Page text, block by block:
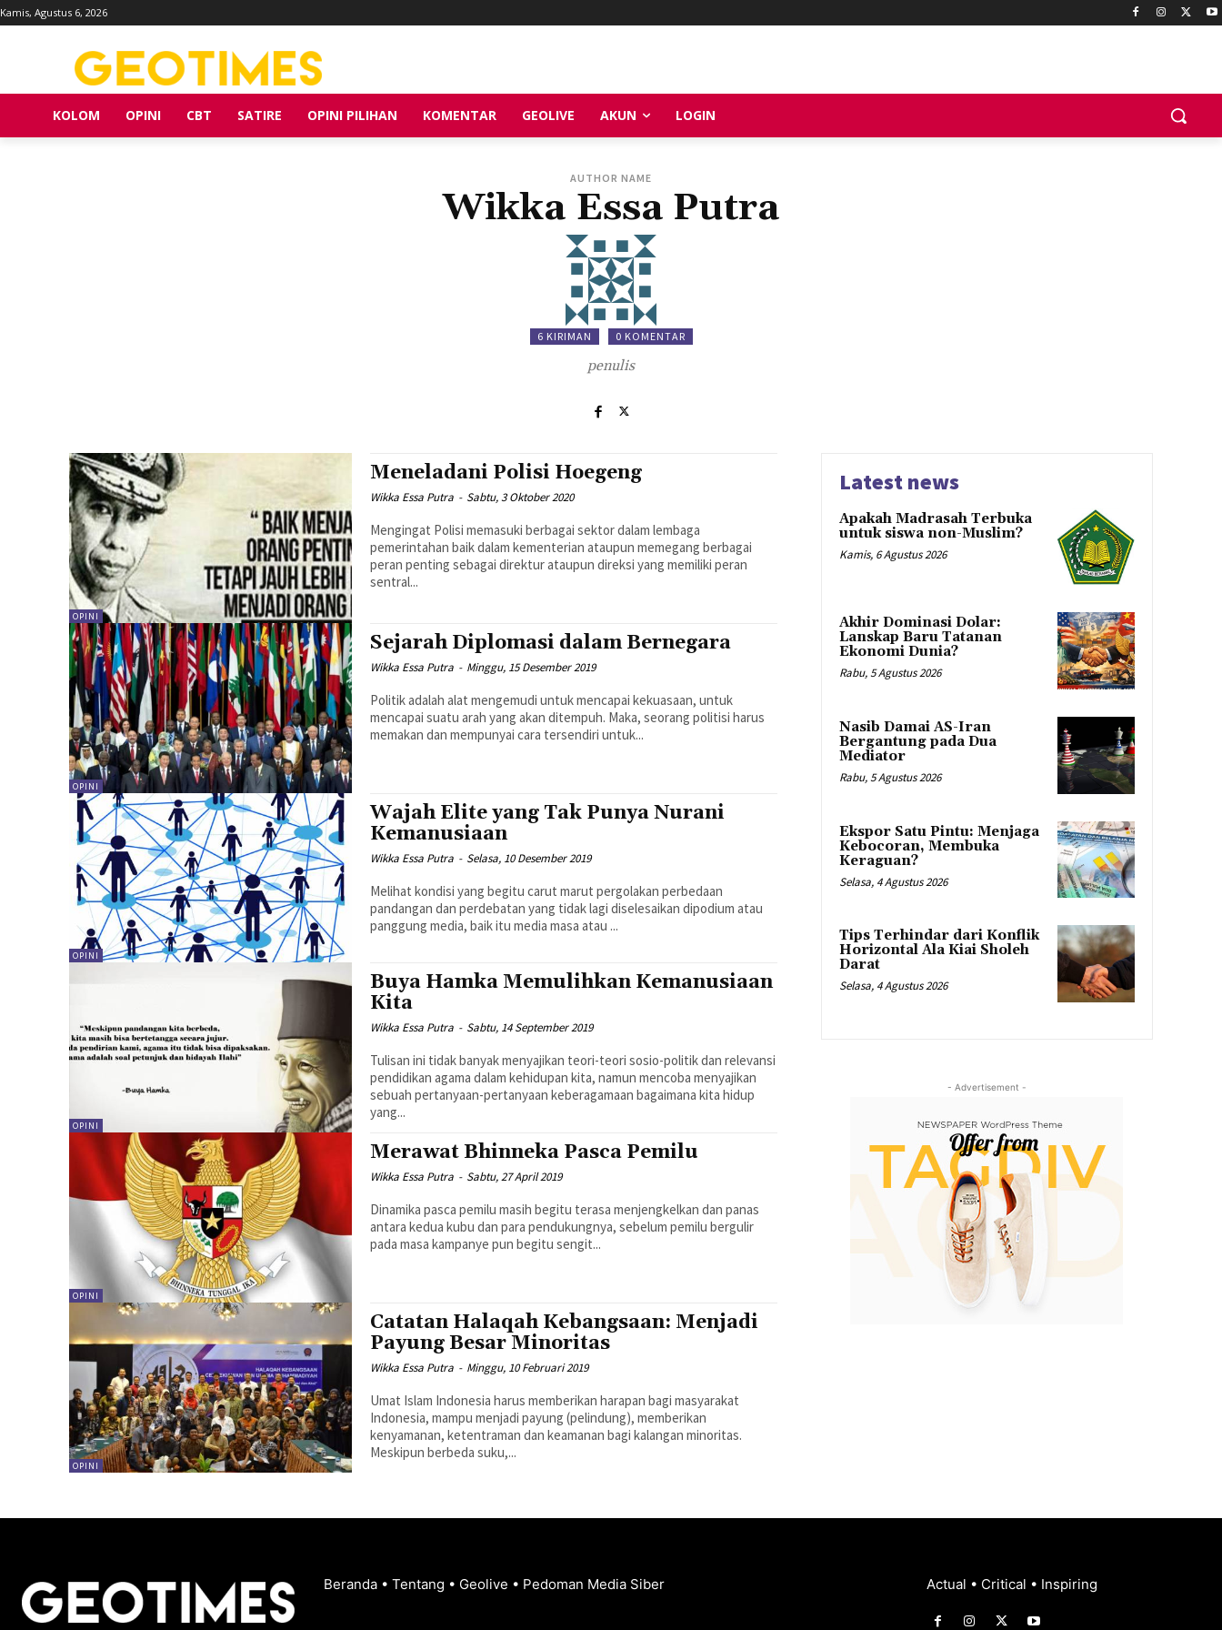
Kamis, Agustus 6, 2026
KOLOM OPINI CBT SATIRE OPINI PILIHAN KOMENTAR GEOLIVE AKUN LOGIN
AUTHOR NAME
Wikka Essa Putra
6 KIRIMAN 0 KOMENTAR
penulis
OPINI
Meneladani Polisi Hoegeng
Wikka Essa Putra - Sabtu, 3 Oktober 2020
Mengingat Polisi memasuki berbagai sektor dalam lembaga
pemerintahan baik dalam kementerian ataupun memegang berbagai
peran penting sebagai direktur ataupun direksi yang memiliki peran
sentral...
OPINI
Sejarah Diplomasi dalam Bernegara
Wikka Essa Putra - Minggu, 15 Desember 2019
Politik adalah alat mengemudi untuk mencapai kekuasaan, untuk
mencapai suatu arah yang akan ditempuh. Maka, seorang politisi harus
memakan dan mempunyai cara tersendiri untuk...
OPINI
Wajah Elite yang Tak Punya Nurani
Kemanusiaan
Wikka Essa Putra - Selasa, 10 Desember 2019
Melihat kondisi yang begitu carut marut pergolakan perbedaan
pandangan dan perdebatan yang tidak lagi diselesaikan dipodium atau
panggung media, baik itu media masa atau ...
OPINI
Buya Hamka Memulihkan Kemanusiaan
Kita
Wikka Essa Putra - Sabtu, 14 September 2019
Tulisan ini tidak banyak menyajikan teori-teori sosio-politik dan relevansi
pendidikan agama dalam kehidupan kita, namun mencoba menyajikan
sebuah pertanyaan-pertanyaan keberagamaan bagaimana kita hidup
yang...
OPINI
Merawat Bhinneka Pasca Pemilu
Wikka Essa Putra - Sabtu, 27 April 2019
Dinamika pasca pemilu masih begitu terasa menjengkelkan dan panas
antara kedua kubu dan para pendukungnya, sebelum pemilu bergulir
pada masa kampanye pun begitu sengit...
OPINI
Catatan Halaqah Kebangsaan: Menjadi
Payung Besar Minoritas
Wikka Essa Putra - Minggu, 10 Februari 2019
Umat Islam Indonesia harus memberikan harapan bagi masyarakat
Indonesia, mampu menjadi payung (pelindung), memberikan
kenyamanan, ketentraman dan keamanan bagi kalangan minoritas.
Meskipun berbeda suku,...
Latest news
Apakah Madrasah Terbuka
untuk siswa non-Muslim?
Kamis, 6 Agustus 2026
Akhir Dominasi Dolar:
Lanskap Baru Tatanan
Ekonomi Dunia?
Rabu, 5 Agustus 2026
Nasib Damai AS-Iran
Bergantung pada Dua
Mediator
Rabu, 5 Agustus 2026
Ekspor Satu Pintu: Menjaga
Kebocoran, Membuka
Keraguan?
Selasa, 4 Agustus 2026
Tips Terhindar dari Konflik
Horizontal Ala Kiai Sholeh
Darat
Selasa, 4 Agustus 2026
- Advertisement -
Beranda • Tentang • Geolive • Pedoman Media Siber Actual • Critical • Inspiring